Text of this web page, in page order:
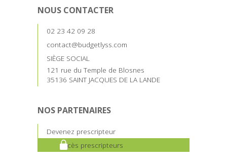
NOUS CONTACTER
02 23 42 09 28
contact@budgetlyss.com
SIÈGE SOCIAL
121 rue du Temple de Blosnes
35136 SAINT JACQUES DE LA LANDE
NOS PARTENAIRES
Devenez prescripteur
Accès prescripteurs